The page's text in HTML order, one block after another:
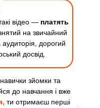
відео — платять
на звичайний
дорогий
досвід.
зйомки та
до навчання і вже
ти отримаєш перші